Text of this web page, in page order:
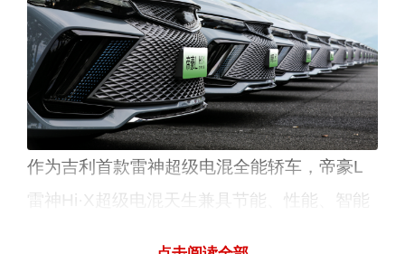
作为吉利首款雷神超级电混全能轿车，帝豪L
雷神Hi·X超级电混天生兼具节能、性能、智能